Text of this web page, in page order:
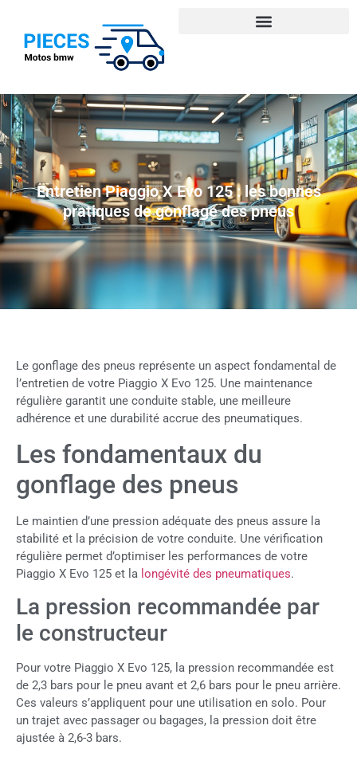
Entretien Piaggio X Evo 125 : les bonnes
pratiques de gonflage des pneus
Le gonflage des pneus représente un aspect fondamental de
l’entretien de votre Piaggio X Evo 125. Une maintenance
régulière garantit une conduite stable, une meilleure
adhérence et une durabilité accrue des pneumatiques.
Les fondamentaux du
gonflage des pneus
Le maintien d’une pression adéquate des pneus assure la
stabilité et la précision de votre conduite. Une vérification
régulière permet d’optimiser les performances de votre
Piaggio X Evo 125 et la longévité des pneumatiques.
La pression recommandée par
le constructeur
Pour votre Piaggio X Evo 125, la pression recommandée est
de 2,3 bars pour le pneu avant et 2,6 bars pour le pneu arrière.
Ces valeurs s’appliquent pour une utilisation en solo. Pour
un trajet avec passager ou bagages, la pression doit être
ajustée à 2,6-3 bars.